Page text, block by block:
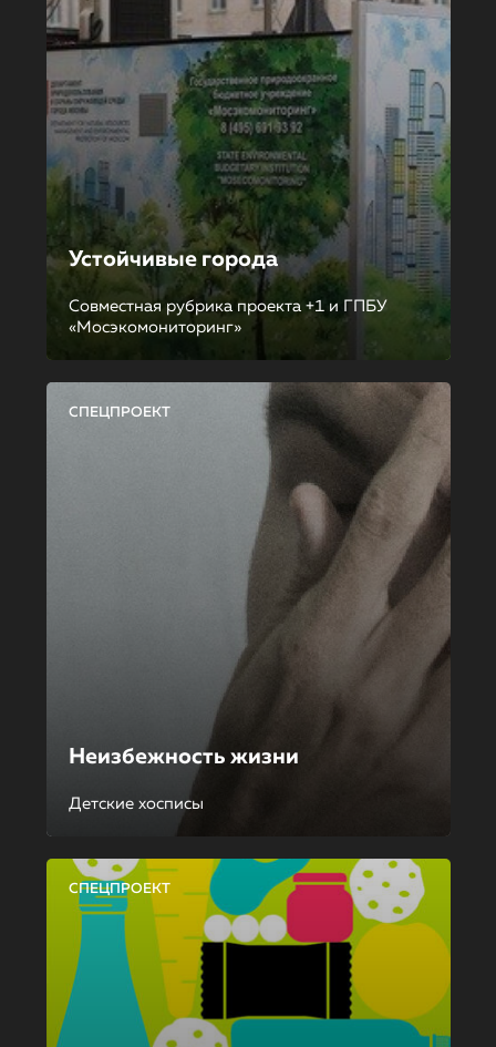
Устойчивые города
Совместная рубрика проекта +1 и ГПБУ
«Мосэкомониторинг»
СПЕЦПРОЕКТ
Неизбежность жизни
Детские хосписы
СПЕЦПРОЕКТ